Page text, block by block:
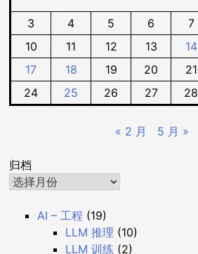
3
4 5 6 7
10
11 12 13 14
17
18 19 20 21
24
25 26 27 28
« 2 月 5 月 »
归档
AI – 工程 (19)
LLM 推理 (10)
LLM 训练 (2)